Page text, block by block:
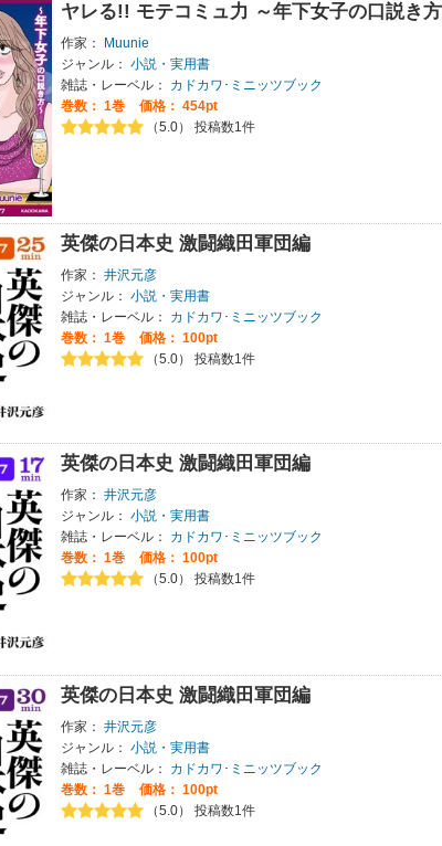
ヤレる!! モテコミュ力 ～年下女子の口説き
作家：
Muunie
ジャンル： 小説・実用書
雑誌・レーベル：
カドカワ･ミニッツブック
巻数： 1巻
価格： 454pt
（5.0） 投稿数1件
英傑の日本史 激闘織田軍団編
作家： 井沢元彦
ジャンル： 小説・実用書
雑誌・レーベル：
カドカワ･ミニッツブック
巻数： 1巻
価格： 100pt
（5.0） 投稿数1件
英傑の日本史 激闘織田軍団編
作家： 井沢元彦
ジャンル： 小説・実用書
雑誌・レーベル：
カドカワ･ミニッツブック
巻数： 1巻
価格： 100pt
（5.0） 投稿数1件
英傑の日本史 激闘織田軍団編
作家： 井沢元彦
ジャンル： 小説・実用書
雑誌・レーベル：
カドカワ･ミニッツブック
巻数： 1巻
価格： 100pt
（5.0） 投稿数1件